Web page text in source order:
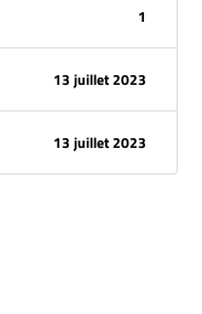
1
13 juillet 2023
13 juillet 2023